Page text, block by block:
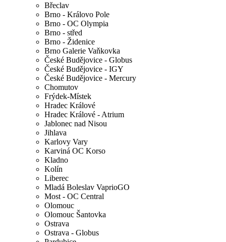
Břeclav
Brno - Královo Pole
Brno - OC Olympia
Brno - střed
Brno - Židenice
Brno Galerie Vaňkovka
České Budějovice - Globus
České Budějovice - IGY
České Budějovice - Mercury
Chomutov
Frýdek-Místek
Hradec Králové
Hradec Králové - Atrium
Jablonec nad Nisou
Jihlava
Karlovy Vary
Karviná OC Korso
Kladno
Kolín
Liberec
Mladá Boleslav VaprioGO
Most - OC Central
Olomouc
Olomouc Šantovka
Ostrava
Ostrava - Globus